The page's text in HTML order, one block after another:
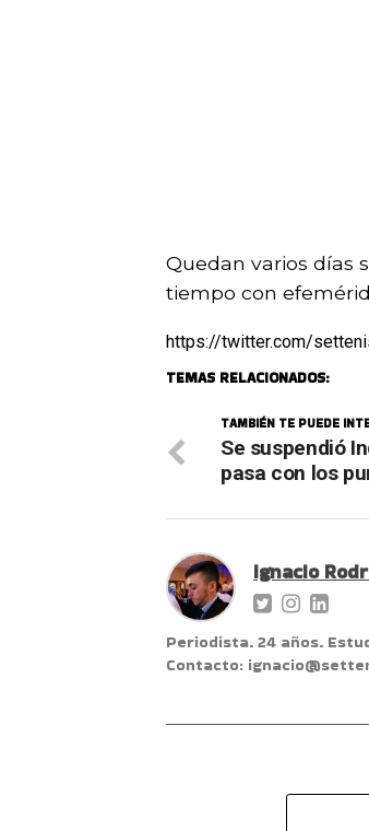
Quedan varios días
tiempo con
https://twitter.com/
TEMAS RELACIONADOS:
TAMBIÉN TE PUEDE
Se suspendió
pasa con los
Ignacio
Periodista. 24 años.
Contacto: